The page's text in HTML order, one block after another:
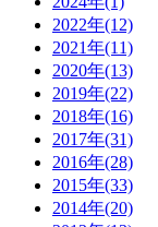
2022年(12)
2021年(11)
2020年(13)
2019年(22)
2018年(16)
2017年(31)
2016年(28)
2015年(33)
2014年(20)